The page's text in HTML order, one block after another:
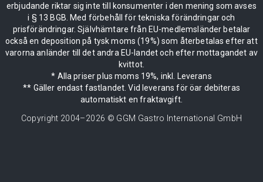
erbjudande riktar sig inte till konsumenter i den mening som avses
i § 13 BGB. Med förbehåll för tekniska förändringar och
prisförändringar. Självhämtare från EU-medlemsländer betalar
också en deposition på tysk moms (19%) som återbetalas efter att
varorna anländer till det andra EU-landet och efter mottagandet av
kvittot.
* Alla priser plus moms 19%, inkl. Leverans
** Gäller endast fastlandet. Vid leverans för öar debiteras
automatiskt en fraktavgift.
Copyright 2004–2026 © GGM Gastro International GmbH